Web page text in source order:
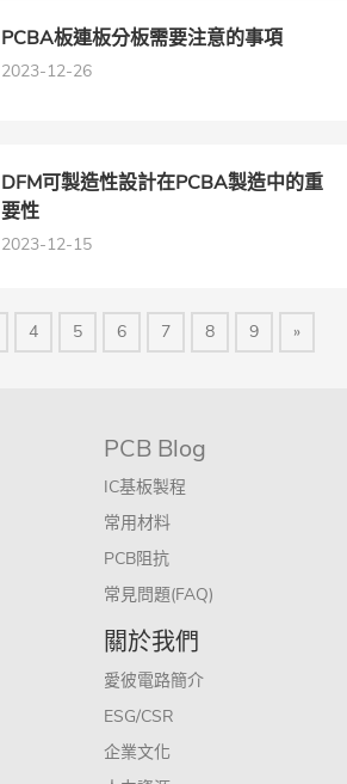
PCBA板連板分板需要注意的事項
2023-12-26
DFM可製造性設計在PCBA製造中的重
要性
2023-12-15
4 5 6 7 8 9 »
PCB Blog
IC基板製程
常用材料
PCB阻抗
常見問題(FAQ)
關於我們
愛彼電路簡介
ESG/CSR
企業文化